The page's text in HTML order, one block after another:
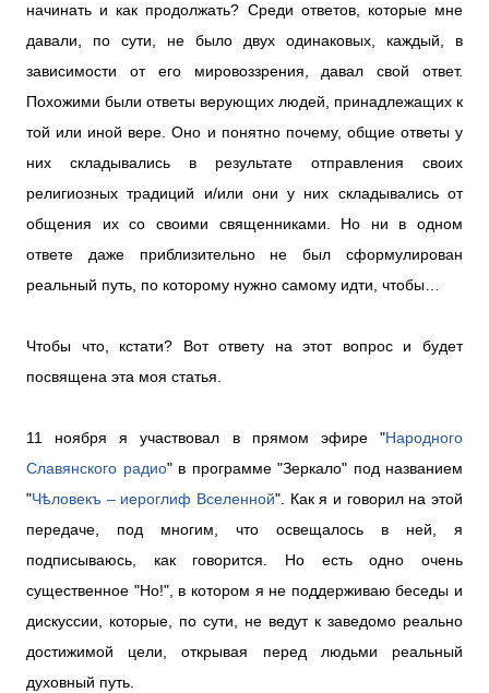
начинать и как продолжать? Среди ответов, которые мне
давали, по сути, не было двух одинаковых, каждый, в
зависимости от его мировоззрения, давал свой ответ.
Похожими были ответы верующих людей, принадлежащих к
той или иной вере. Оно и понятно почему, общие ответы у
них складывались в результате отправления своих
религиозных традиций и/или они у них складывались от
общения их со своими священниками. Но ни в одном
ответе даже приблизительно не был сформулирован
реальный путь, по которому нужно самому идти, чтобы…
Чтобы что, кстати? Вот ответу на этот вопрос и будет
посвящена эта моя статья.
11 ноября я участвовал в прямом эфире "Народного
Славянского радио" в программе "Зеркало" под названием
"Чѣловекъ – иероглиф Вселенной". Как я и говорил на этой
передаче, под многим, что освещалось в ней, я
подписываюсь, как говорится. Но есть одно очень
существенное "Но!", в котором я не поддерживаю беседы и
дискуссии, которые, по сути, не ведут к заведомо реально
достижимой цели, открывая перед людьми реальный
духовный путь.